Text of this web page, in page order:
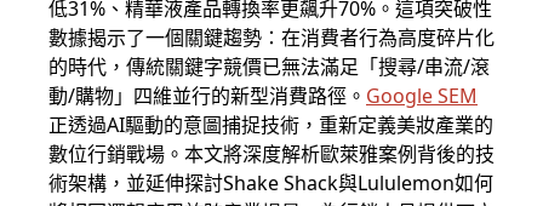
低31%、精華液產品轉換率更飆升70%。這項突破性
數據揭示了一個關鍵趨勢：在消費者行為高度碎片化
的時代，傳統關鍵字競價已無法滿足「搜尋/串流/滾
動/購物」四維並行的新型消費路徑。 Google SEM
正透過AI驅動的意圖捕捉技術，重新定義美妝產業的
數位行銷戰場。本文將深度解析歐萊雅案例背後的技
術架構，並延伸探討Shake Shack與Lululemon如何